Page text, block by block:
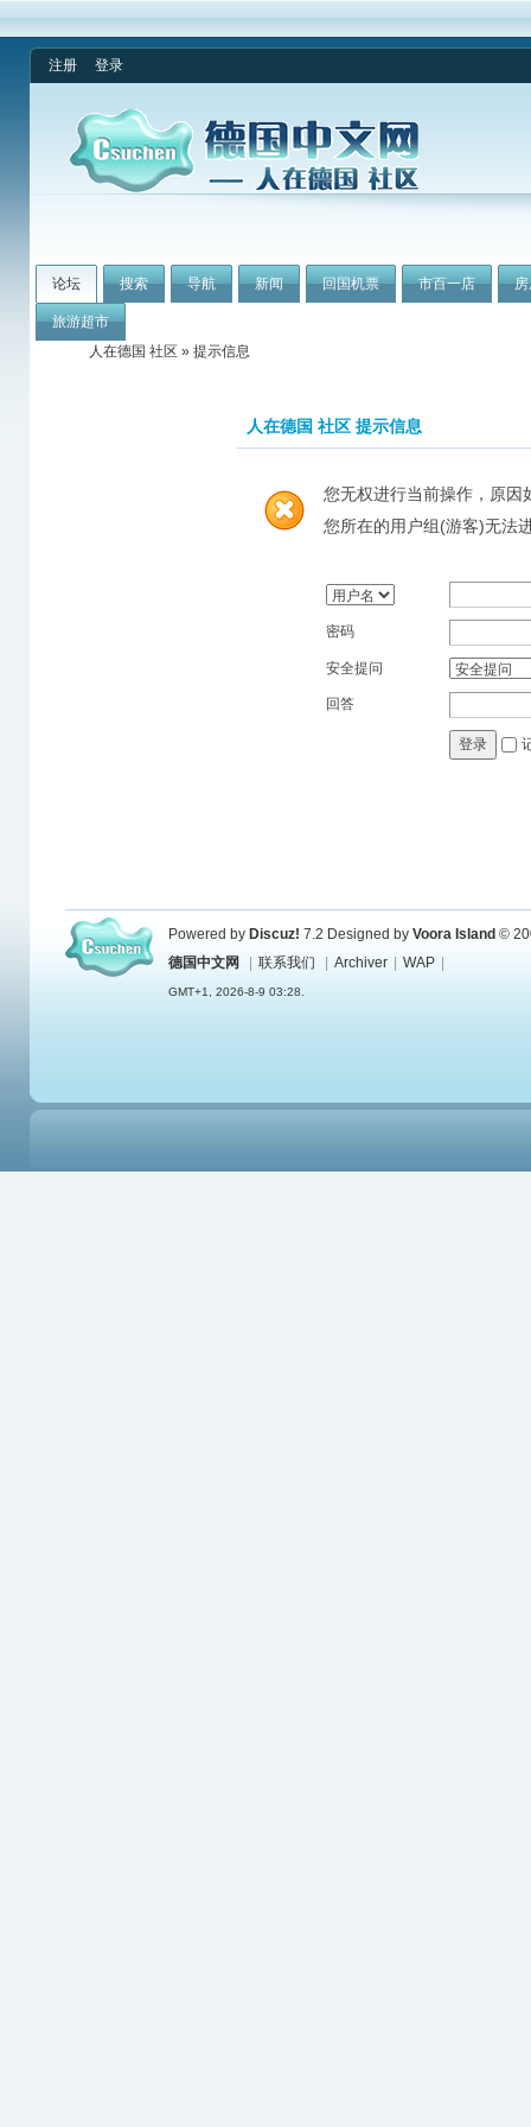
注册 登录
论坛 搜索 导航 新闻 回国机票 市百一店
旅游超市
人在德国 社区 » 提示信息
人在德国 社区 提示信息
您无权进行当前操作，原因
您所在的用户组(游客)无法
密码
安全提问
回答
登录
Powered by Discuz! 7.2 Designed by Voora Island ©
德国中文网
联系我们 Archiver WAP
GMT+1, 2026-8-9 03:28.